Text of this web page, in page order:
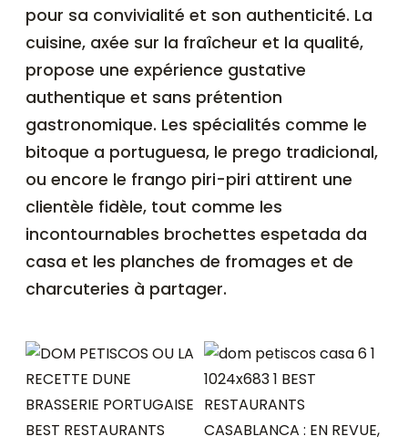
pour sa convivialité et son authenticité. La
cuisine, axée sur la fraîcheur et la qualité,
propose une expérience gustative
authentique et sans prétention
gastronomique. Les spécialités comme le
bitoque a portuguesa, le prego tradicional,
ou encore le frango piri-piri attirent une
clientèle fidèle, tout comme les
incontournables brochettes espetada da
casa et les planches de fromages et de
charcuteries à partager.